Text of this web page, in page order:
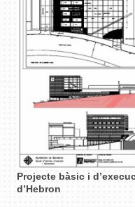
Projecte bàsic i
d’Hebron